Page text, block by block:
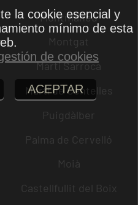
Montmaneu
Montgat
Martí Sarroca
Martí de Centelles
Puigdàlber
Palma de Cervelló
Moià
Castellfullit del Boix
la cookie esencial y
mínimo de esta
de cookies
ACEPTAR